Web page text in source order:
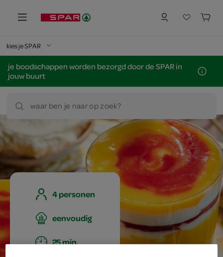
kies je SPAR
je boodschappen worden bezorgd door de SPAR in
jouw buurt
waar ben je naar op zoek?
4 personen
eenvoudig
25 min.